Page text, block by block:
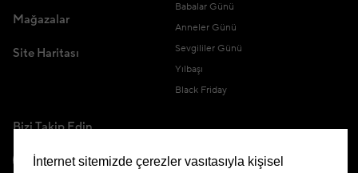
Mağazalar
Site Haritası
Babalar Günü
Anneler Günü
Sevgililer Günü
Yılbaşı
Black Friday
Bizi Takip Edin
İnternet sitemizde çerezler vasıtasıyla kişisel